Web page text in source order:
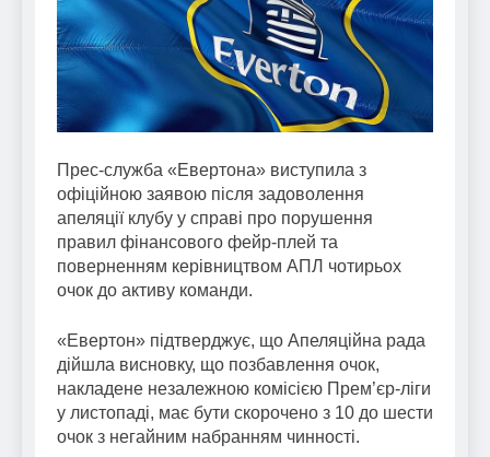
Прес-служба «Евертона» виступила з
офіційною заявою після задоволення
апеляції клубу у справі про порушення
правил фінансового фейр-плей та
поверненням керівництвом АПЛ чотирьох
очок до активу команди.
«Евертон» підтверджує, що Апеляційна рада
дійшла висновку, що позбавлення очок,
накладене незалежною комісією Прем’єр-ліги
у листопаді, має бути скорочено з 10 до шести
очок з негайним набранням чинності.